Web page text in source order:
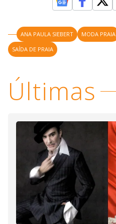
ANA PAULA SIEBERT MODA PRAIA
SAÍDA DE PRAIA
Últimas